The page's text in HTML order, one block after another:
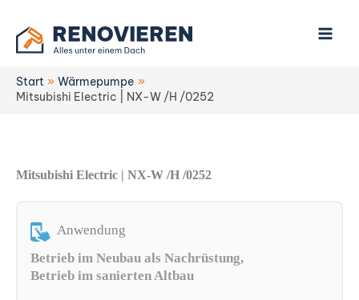
Inhalt
springen
Start
Wärmepumpe
Mitsubishi Electric | NX-W /H /0252
Mitsubishi Electric | NX-W /H /0252
Anwendung
Betrieb im Neubau als Nachrüstung,
Betrieb im sanierten Altbau